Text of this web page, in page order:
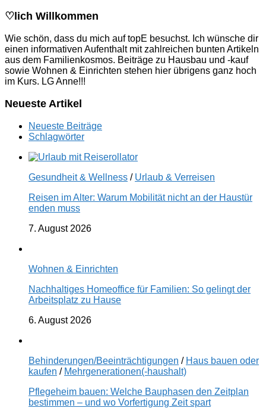
♡lich Willkommen
Wie schön, dass du mich auf topE besuchst. Ich wünsche dir
einen informativen Aufenthalt mit zahlreichen bunten Artikeln
aus dem Familienkosmos. Beiträge zu Hausbau und -kauf
sowie Wohnen & Einrichten stehen hier übrigens ganz hoch
im Kurs. LG Anne!!!
Neueste Artikel
Neueste Beiträge
Schlagwörter
Gesundheit & Wellness / Urlaub & Verreisen
Reisen im Alter: Warum Mobilität nicht an der Haustür
enden muss
7. August 2026
Wohnen & Einrichten
Nachhaltiges Homeoffice für Familien: So gelingt der
Arbeitsplatz zu Hause
6. August 2026
Behinderungen/Beeinträchtigungen / Haus bauen oder
kaufen / Mehrgenerationen(-haushalt)
Pflegeheim bauen: Welche Bauphasen den Zeitplan
bestimmen – und wo Vorfertigung Zeit spart